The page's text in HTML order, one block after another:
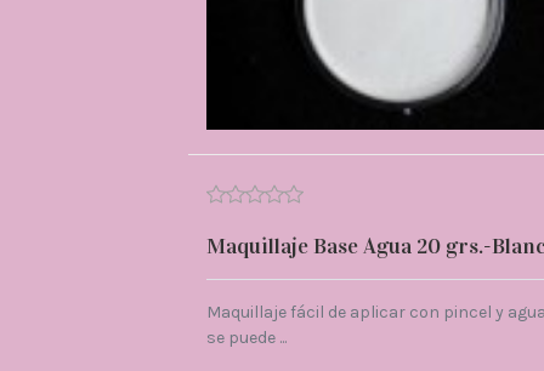
Maquillaje Base Agua 20 grs.-
Maquillaje fácil de aplicar con pincel y
se puede ...